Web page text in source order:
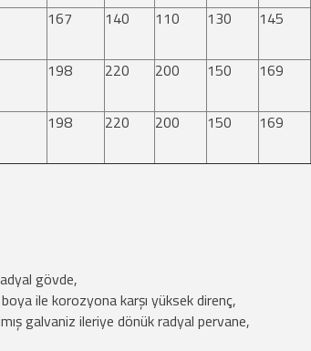
167 140 110 130 145
198 220 200 150 169
198 220 200 150 169
gövde,
ile korozyona karşı yüksek direnç,
galvaniz ileriye dönük radyal pervane,